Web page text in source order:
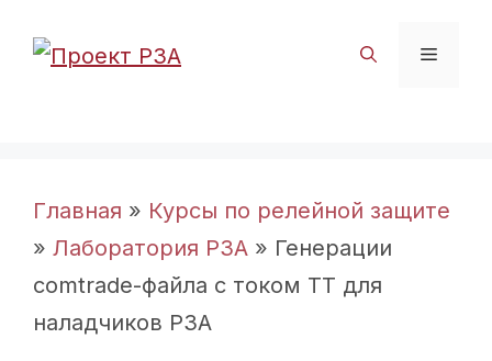
Меню
Главная » Курсы по релейной защите
» Лаборатория РЗА » Генерации
comtrade-файла с током ТТ для
наладчиков РЗА